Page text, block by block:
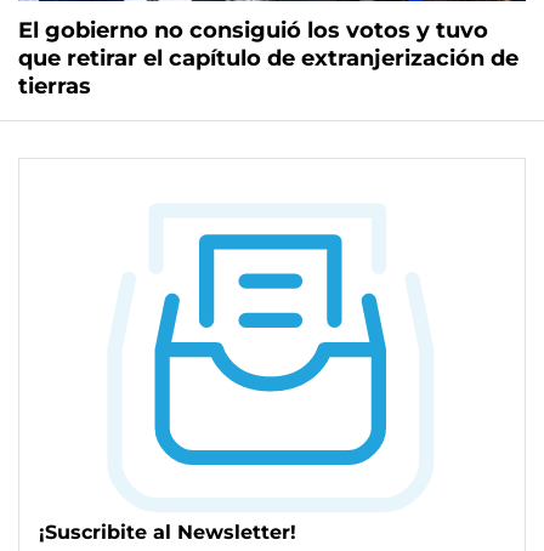
El gobierno no consiguió los votos y tuvo
que retirar el capítulo de extranjerización de
tierras
¡Suscribite al Newsletter!